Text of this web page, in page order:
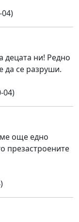
децата ни! Редно
да се разруши.
04)
още едно
презастроените